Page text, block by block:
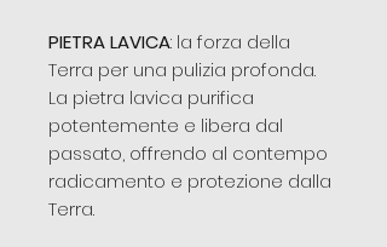
PIETRA LAVICA: la forza della
Terra per una pulizia profonda.
La pietra lavica purifica
potentemente e libera dal
passato, offrendo al contempo
radicamento e protezione dalla
Terra.